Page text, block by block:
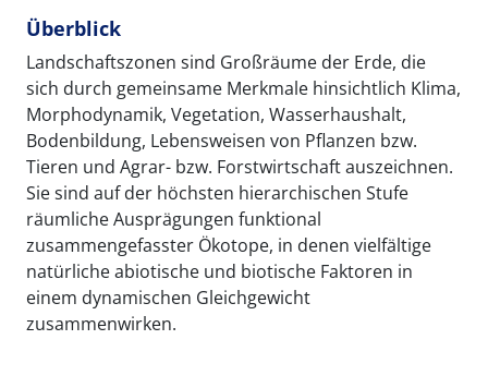
Überblick
Landschaftszonen sind Großräume der Erde, die
sich durch gemeinsame Merkmale hinsichtlich Klima,
Morphodynamik, Vegetation, Wasserhaushalt,
Bodenbildung, Lebensweisen von Pflanzen bzw.
Tieren und Agrar- bzw. Forstwirtschaft auszeichnen.
Sie sind auf der höchsten hierarchischen Stufe
räumliche Ausprägungen funktional
zusammengefasster Ökotope, in denen vielfältige
natürliche abiotische und biotische Faktoren in
einem dynamischen Gleichgewicht
zusammenwirken.